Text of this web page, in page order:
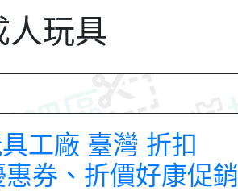
人玩具
工廠 臺灣 折扣
券、折價好康促銷